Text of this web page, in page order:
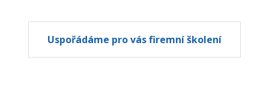
Uspořádáme pro vás firemní školení